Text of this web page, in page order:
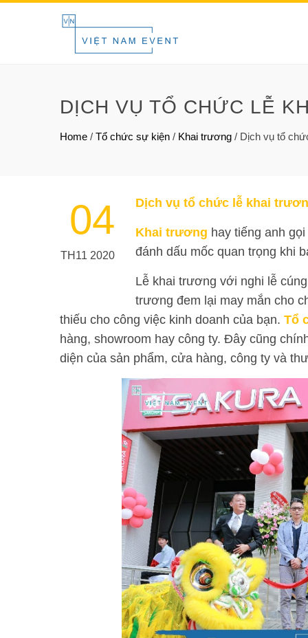
DỊCH VỤ TỔ CHỨC LỄ
Home / Tổ chức sự kiện / Khai trương / Dịch vụ tổ
04
TH11 2020
Dịch vụ tổ chức lễ khai
Khai trương hay tiếng anh
đánh dấu mốc quan trọng khi
Lễ khai trương với nghi lễ
trương đem lại may mắn cho
thiếu cho công việc kinh doanh của bạn. Tổ
hàng, showroom hay công ty. Đây cũng
diện của sản phẩm, cửa hàng, công ty và